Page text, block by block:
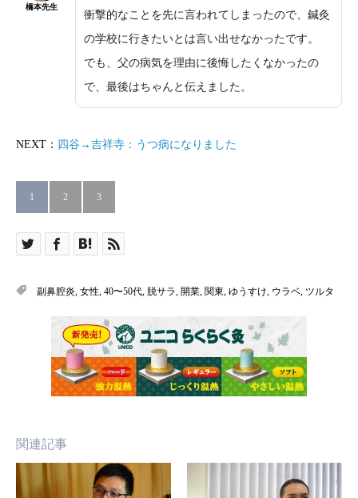
橋本先生
衝撃的なことを先に言われてしまったので、鍼灸
の学校に行きたいとは言い出せなかったです。
でも、父の病気を理由に後悔したくなかったの
で、最後はちゃんと伝えました。
NEXT： 四谷→吉祥寺：うつ病になりました
1 2 3
副鼻腔炎, 女性, 40〜50代, 脱サラ, 開業, 関東, ゆうすけ, ウラベ, ツルタ
関連記事